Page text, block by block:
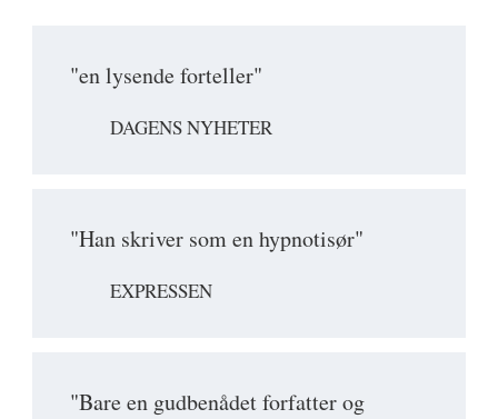
"en lysende forteller"
DAGENS NYHETER
"Han skriver som en hypnotisør"
EXPRESSEN
"Bare en gudbenådet forfatter og